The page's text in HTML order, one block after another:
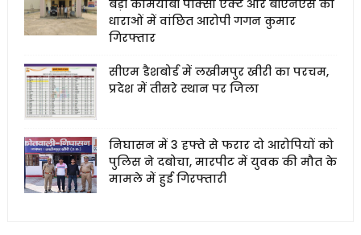
बड़ी कामयाबी पॉक्सो एक्ट और बीएनएस की
धाराओं में वांछित आरोपी गगन कुमार
गिरफ्तार
सीएम डैशबोर्ड में लखीमपुर खीरी का परचम,
प्रदेश में तीसरे स्थान पर जिला
निघासन में 3 हफ्ते से फरार दो आरोपियों को
पुलिस ने दबोचा, मारपीट में युवक की मौत के
मामले में हुई गिरफ्तारी